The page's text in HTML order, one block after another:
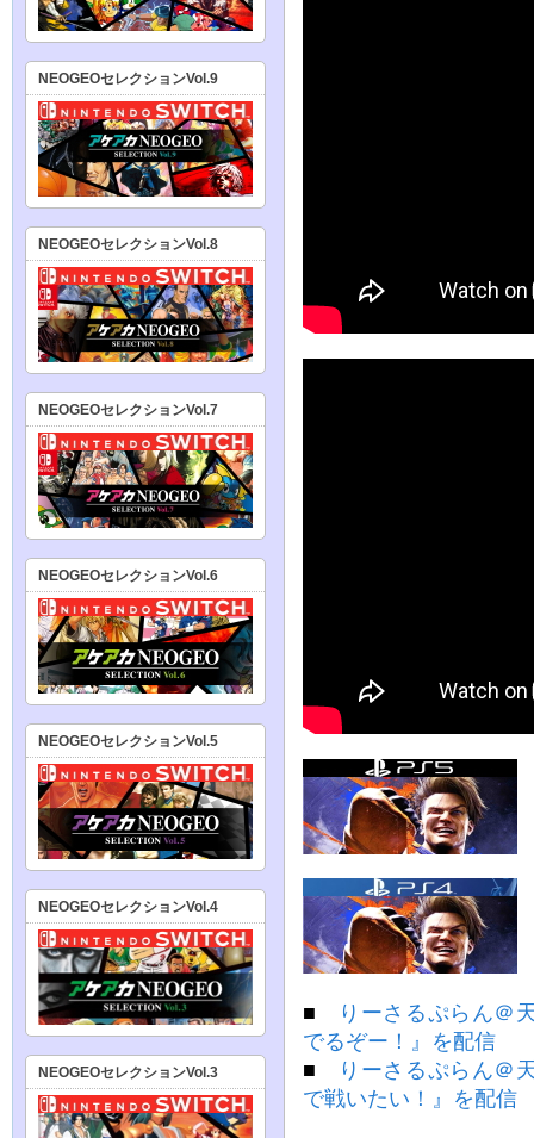
■
りーさるぷらん＠
でるぞー！』を配信
■
りーさるぷらん＠
で戦いたい！』を配信
NEOGEOセレクションVol.9
NEOGEOセレクションVol.8
NEOGEOセレクションVol.7
NEOGEOセレクションVol.6
NEOGEOセレクションVol.5
NEOGEOセレクションVol.4
NEOGEOセレクションVol.3